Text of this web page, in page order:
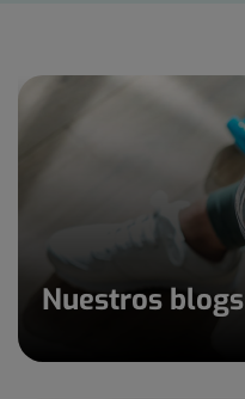
Nuestros blogs